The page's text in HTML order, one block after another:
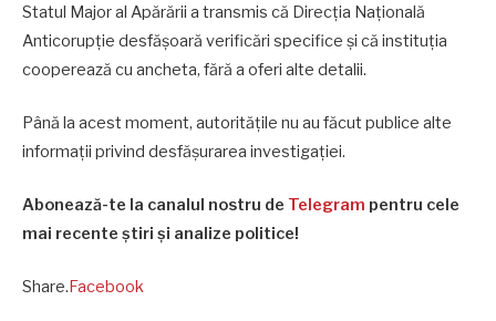
Statul Major al Apărării a transmis că Direcția Națională
Anticorupție desfășoară verificări specifice și că instituția
cooperează cu ancheta, fără a oferi alte detalii.
Până la acest moment, autoritățile nu au făcut publice alte
informații privind desfășurarea investigației.
Abonează-te la canalul nostru de Telegram pentru cele
mai recente știri și analize politice!
Share.Facebook